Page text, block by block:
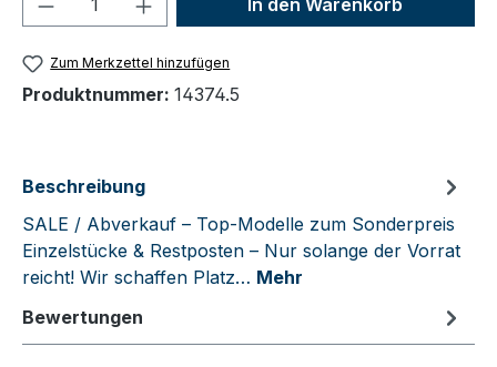
In den Warenkorb
Zum Merkzettel hinzufügen
Produktnummer: 14374.5
Beschreibung
SALE / Abverkauf – Top-Modelle zum Sonderpreis
Einzelstücke & Restposten – Nur solange der Vorrat
reicht! Wir schaffen Platz… Mehr
Bewertungen